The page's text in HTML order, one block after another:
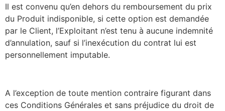
Il est convenu qu’en dehors du remboursement du prix
du Produit indisponible, si cette option est demandée
par le Client, l’Exploitant n’est tenu à aucune indemnité
d’annulation, sauf si l’inexécution du contrat lui est
personnellement imputable.
A l’exception de toute mention contraire figurant dans
ces Conditions Générales et sans préjudice du droit de